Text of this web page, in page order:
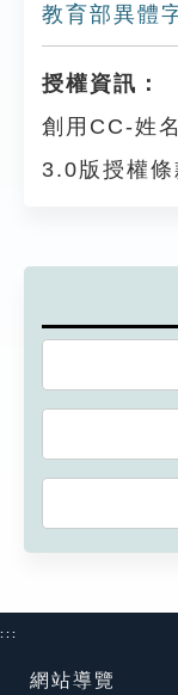
教育部異體
授權資訊：
創用CC-姓
3.0版授權條
:::
網站導覽